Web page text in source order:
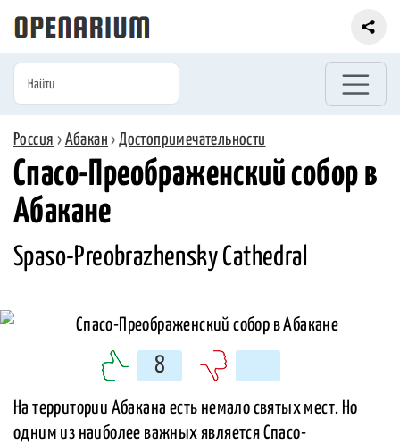
Россия › Абакан ›Достопримечательности
Спасо-Преображенский собор в
Абакане
Spaso-Preobrazhensky Cathedral
8
На территории Абакана есть немало святых мест. Но
одним из наиболее важных является Спасо-